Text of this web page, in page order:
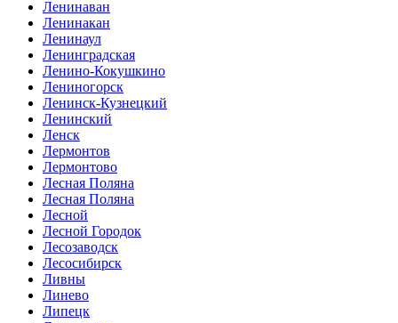
Ленинаван
Ленинакан
Ленинаул
Ленинградская
Ленино-Кокушкино
Лениногорск
Ленинск-Кузнецкий
Ленинский
Ленск
Лермонтов
Лермонтово
Лесная Поляна
Лесная Поляна
Лесной
Лесной Городок
Лесозаводск
Лесосибирск
Ливны
Линево
Липецк